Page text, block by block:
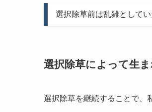
選択除草前は乱雑として
選択除草によって生
選択除草を継続することで、